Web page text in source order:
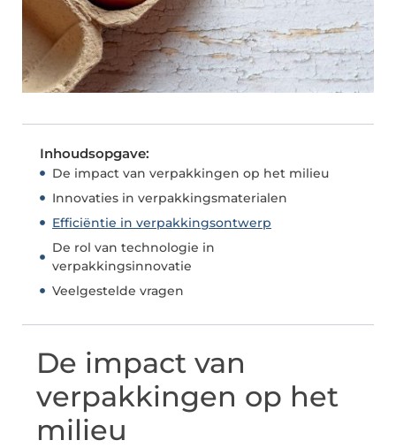
Inhoudsopgave:
De impact van verpakkingen op het milieu
Innovaties in verpakkingsmaterialen
Efficiëntie in verpakkingsontwerp
De rol van technologie in
verpakkingsinnovatie
Veelgestelde vragen
De impact van
verpakkingen op het
milieu